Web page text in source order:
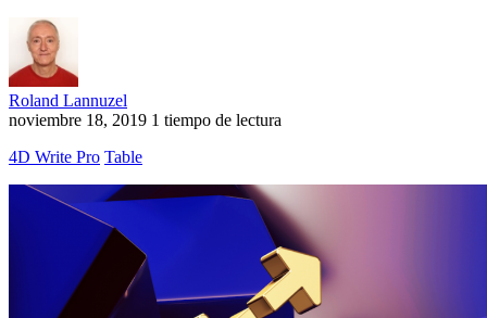
Roland Lannuzel
noviembre 18, 2019 1 tiempo de lectura
4D Write Pro Table